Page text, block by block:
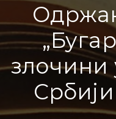
злочини
Србији